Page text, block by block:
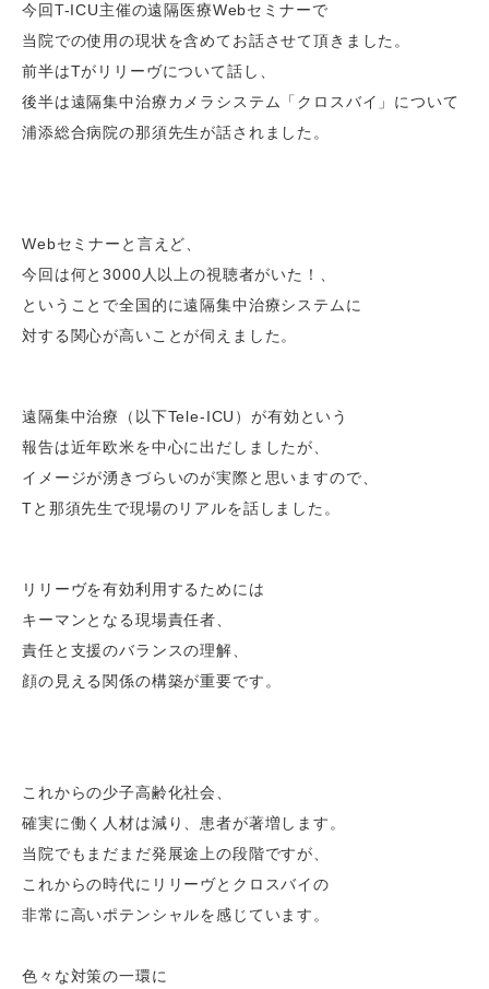
今回T-ICU主催の遠隔医療Webセミナーで
当院での使用の現状を含めてお話させて頂きました。
前半はTがリリーヴについて話し、
後半は遠隔集中治療カメラシステム「クロスバイ」について
浦添総合病院の那須先生が話されました。
Webセミナーと言えど、
今回は何と3000 人以上の視聴者がいた！、
ということで全国的に遠隔集中治療システムに
対する関心が高いことが伺えました。
遠隔集中治療（以下Tele-ICU ）が有効という
報告は近年欧米を中心に出だしましたが、
イメージが湧きづらいのが実際と思いますので、
Tと那須先生で現場のリアルを話しました。
リリーヴを有効利用するためには
キーマンとなる現場責任者、
責任と支援のバランスの理解、
顔の見える関係の構築が重要です。
これからの少子高齢化社会、
確実に働く人材は減り、患者が著増します。
当院でもまだまだ発展途上の段階ですが、
これからの時代にリリーヴとクロスバイの
非常に高いポテンシャルを感じています。
色々な対策の一環に